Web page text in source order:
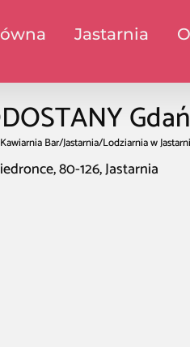
Jastarnia
Bar/Jastarnia/Lodziarnia w
80-126, Jastarnia